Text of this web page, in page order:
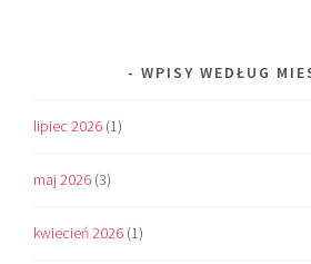
WPISY WEDŁUG
lipiec 2026 (1)
maj 2026 (3)
kwiecień 2026 (1)